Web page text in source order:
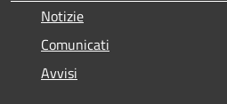
Notizie
Comunicati
Avvisi